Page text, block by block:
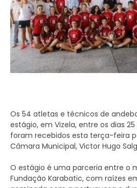
Os 54 atletas e técnicos de
estágio, em Vizela, entre os dias
foram recebidos esta terça-feira
Câmara Municipal, Victor Hugo
O estágio é uma parceria entre o
Fundação Karabatic, com raízes